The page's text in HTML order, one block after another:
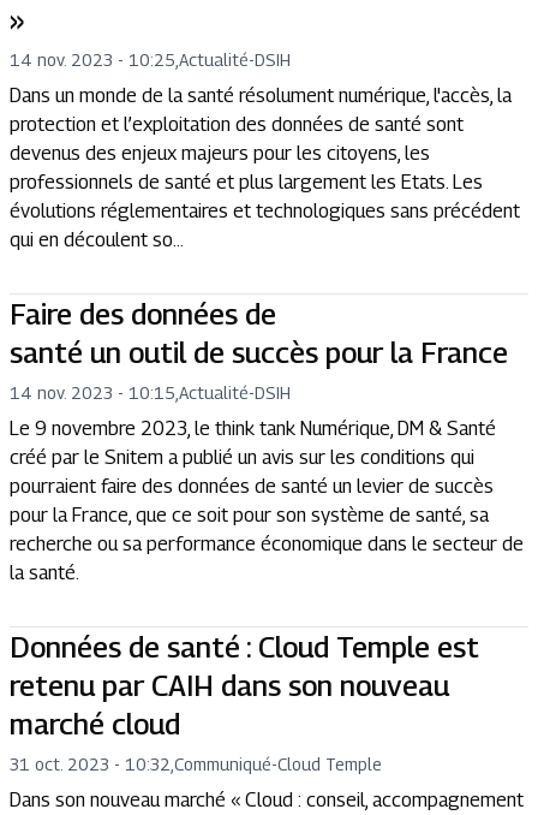
»
14 nov. 2023 - 10:25 Actualité-DSIH
Dans un monde de la santé résolument numérique, l'accès, la
protection et l’exploitation des données de santé sont
devenus des enjeux majeurs pour les citoyens, les
professionnels de santé et plus largement les Etats. Les
évolutions réglementaires et technologiques sans précédent
qui en découlent so...
Faire des données de
santé un outil de succès pour la France
14 nov. 2023 - 10:15 Actualité-DSIH
Le 9 novembre 2023, le think tank Numérique, DM & Santé
créé par le Snitem a publié un avis sur les conditions qui
pourraient faire des données de santé un levier de succès
pour la France, que ce soit pour son système de santé, sa
recherche ou sa performance économique dans le secteur de
la santé.
Données de santé : Cloud Temple est
retenu par CAIH dans son nouveau
marché cloud
31 oct. 2023 - 10:32 Communiqué-Cloud Temple
Dans son nouveau marché « Cloud : conseil, accompagnement